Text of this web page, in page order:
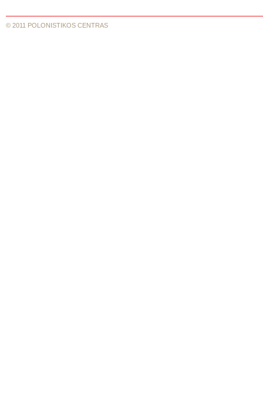
© 2011 POLONISTIKOS CENTRAS